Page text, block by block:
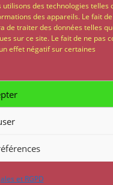
des technologies telles
des appareils. Le fait de
de traiter des données telles
sur ce site. Le fait de ne pas
effet négatif sur certaines
et RGPD